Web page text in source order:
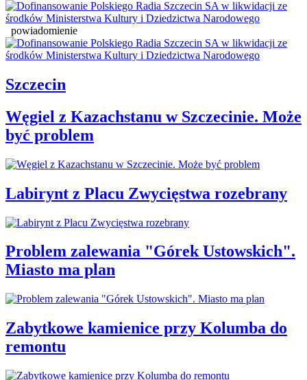
powiadomienie
Szczecin
Węgiel z Kazachstanu w Szczecinie. Może
być problem
Labirynt z Placu Zwycięstwa rozebrany
Problem zalewania "Górek Ustowskich".
Miasto ma plan
Zabytkowe kamienice przy Kolumba do
remontu